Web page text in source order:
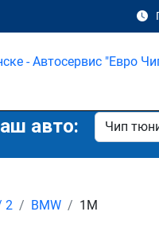
авто:
2 BMW 1M